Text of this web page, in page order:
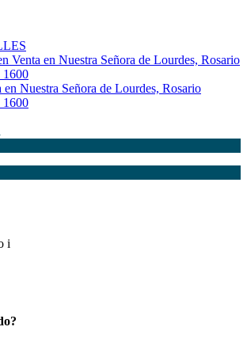
en Nuestra Señora de Lourdes, Rosario
1600
i